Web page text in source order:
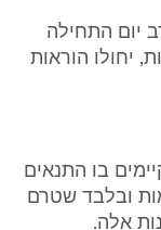
מי שערב יום התחילה
יחולו הוראות
בו התנאים
ובלבד שטרם